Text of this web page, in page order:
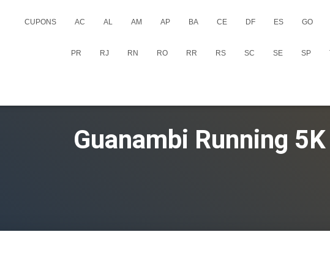
CUPONS AC AL AM AP BA CE DF ES GO
PR RJ RN RO RR RS SC SE SP
Guanambi Running 5K